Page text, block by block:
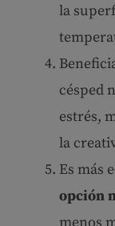
la
césped
estrés,
la
Es más
opción
menos